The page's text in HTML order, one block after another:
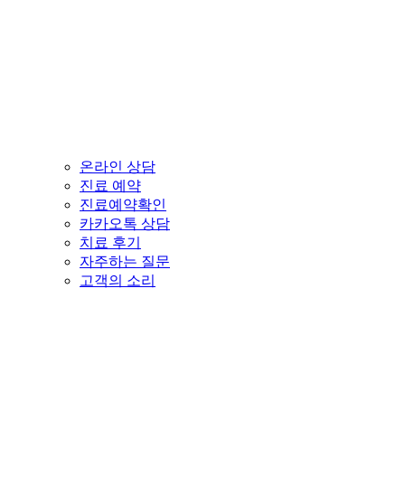
온라인 상담
진료 예약
진료예약확인
카카오톡 상담
치료 후기
자주하는 질문
고객의 소리